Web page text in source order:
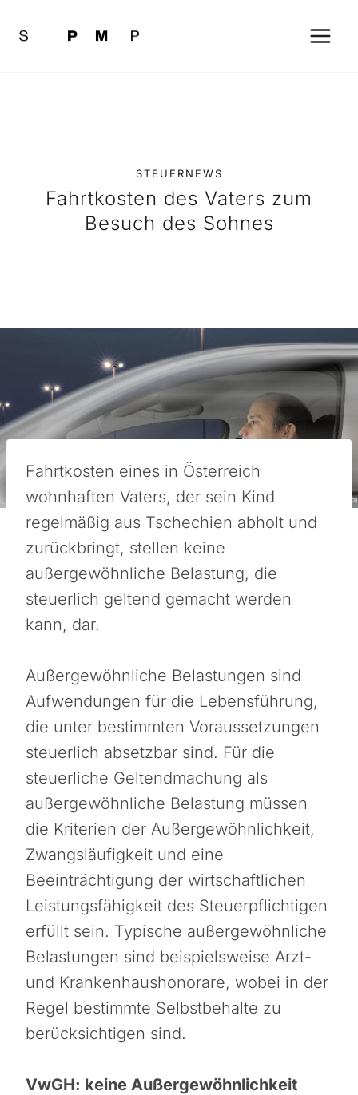
Inhalt
STEUERNEWS
Fahrtkosten des Vaters zum
Besuch des Sohnes
Fahrtkosten eines in Österreich
wohnhaften Vaters, der sein Kind
regelmäßig aus Tschechien abholt und
zurückbringt, stellen keine
außergewöhnliche Belastung, die
steuerlich geltend gemacht werden
kann, dar.
Außergewöhnliche Belastungen sind
Aufwendungen für die Lebensführung,
die unter bestimmten Voraussetzungen
steuerlich absetzbar sind. Für die
steuerliche Geltendmachung als
außergewöhnliche Belastung müssen
die Kriterien der Außergewöhnlichkeit,
Zwangsläufigkeit und eine
Beeinträchtigung der wirtschaftlichen
Leistungsfähigkeit des Steuerpflichtigen
erfüllt sein. Typische außergewöhnliche
Belastungen sind beispielsweise Arzt-
und Krankenhaushonorare, wobei in der
Regel bestimmte Selbstbehalte zu
berücksichtigen sind.
VwGH: keine Außergewöhnlichkeit